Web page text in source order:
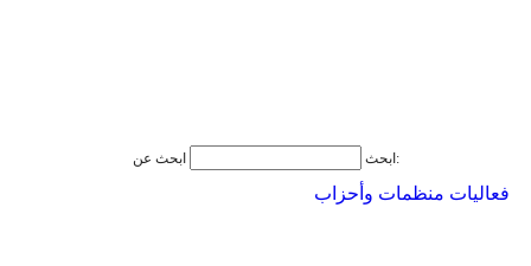
ابحث ابحث عن:
فعاليات منظمات وأحزاب